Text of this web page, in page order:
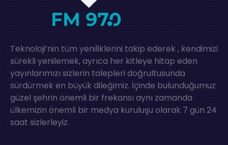
Teknoloji’nin tüm yeniliklerini takip ederek , kendimizi
sürekli yenilemek, ayrıca her kitleye hitap eden
yayınlarımızı sizlerin talepleri doğrultusunda
sürdürmek en büyük dileğimiz. İçinde bulunduğumuz
güzel şehrin önemli bir frekansı aynı zamanda
ülkemizin önemli bir medya kuruluşu olarak 7 gün 24
saat sizlerleyiz.